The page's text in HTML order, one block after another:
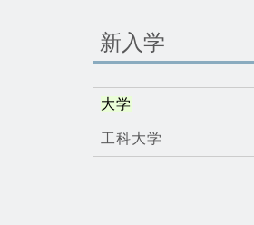
新入学
大学
工科大学